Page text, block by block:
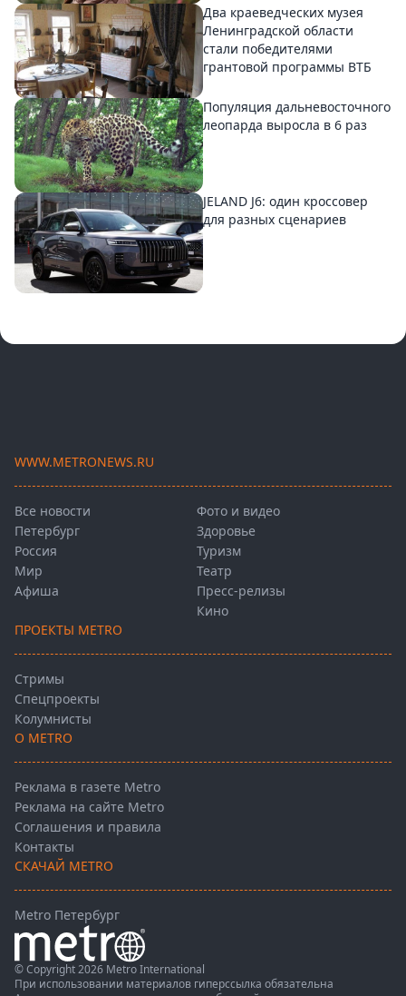
Два краеведческих музея
Ленинградской области
стали победителями
грантовой программы ВТБ
Популяция дальневосточного
леопарда выросла в 6 раз
JELAND J6: один кроссовер
для разных сценариев
WWW.METRONEWS.RU
Все новости
Петербург
Россия
Мир
Афиша
Фото и видео
Здоровье
Туризм
Театр
Пресс-релизы
Кино
ПРОЕКТЫ METRO
Стримы
Спецпроекты
Колумнисты
О METRO
Реклама в газете Metro
Реклама на сайте Metro
Соглашения и правила
Контакты
СКАЧАЙ METRO
Metro Петербург
© Copyright 2026 Metro International
При использовании материалов гиперссылка обязательна